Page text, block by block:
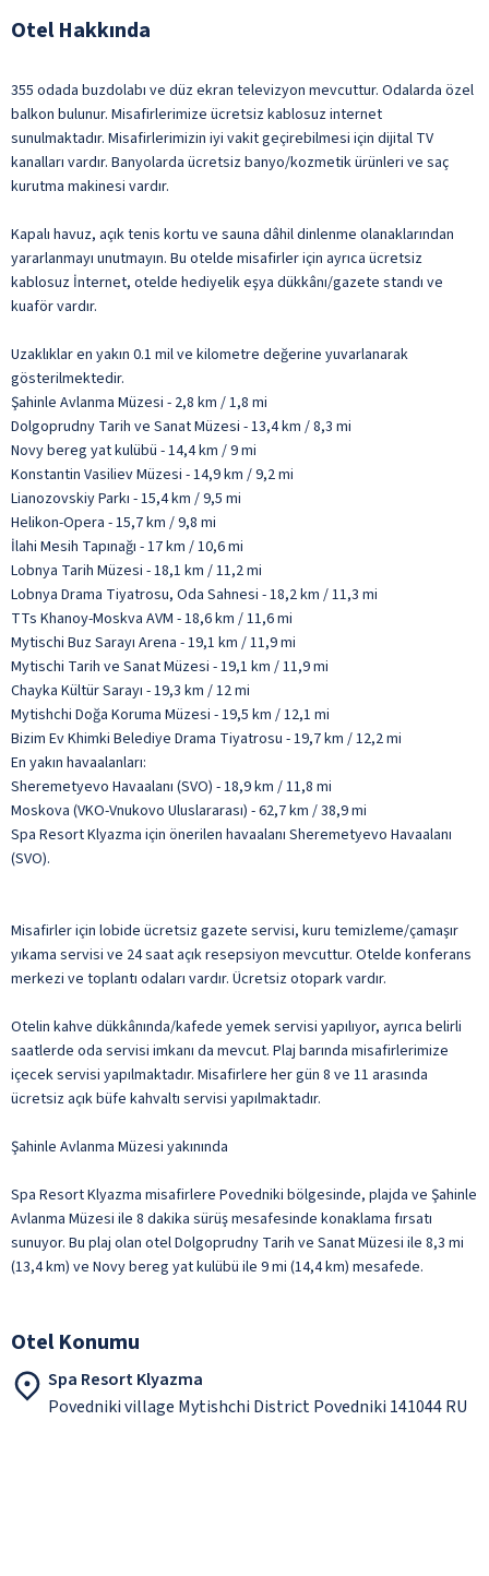
Otel Hakkında
355 odada buzdolabı ve düz ekran televizyon mevcuttur. Odalarda özel
balkon bulunur. Misafirlerimize ücretsiz kablosuz internet
sunulmaktadır. Misafirlerimizin iyi vakit geçirebilmesi için dijital TV
kanalları vardır. Banyolarda ücretsiz banyo/kozmetik ürünleri ve saç
kurutma makinesi vardır.
Kapalı havuz, açık tenis kortu ve sauna dâhil dinlenme olanaklarından
yararlanmayı unutmayın. Bu otelde misafirler için ayrıca ücretsiz
kablosuz İnternet, otelde hediyelik eşya dükkânı/gazete standı ve
kuaför vardır.
Uzaklıklar en yakın 0.1 mil ve kilometre değerine yuvarlanarak
gösterilmektedir.
Şahinle Avlanma Müzesi - 2,8 km / 1,8 mi
Dolgoprudny Tarih ve Sanat Müzesi - 13,4 km / 8,3 mi
Novy bereg yat kulübü - 14,4 km / 9 mi
Konstantin Vasiliev Müzesi - 14,9 km / 9,2 mi
Lianozovskiy Parkı - 15,4 km / 9,5 mi
Helikon-Opera - 15,7 km / 9,8 mi
İlahi Mesih Tapınağı - 17 km / 10,6 mi
Lobnya Tarih Müzesi - 18,1 km / 11,2 mi
Lobnya Drama Tiyatrosu, Oda Sahnesi - 18,2 km / 11,3 mi
TTs Khanoy-Moskva AVM - 18,6 km / 11,6 mi
Mytischi Buz Sarayı Arena - 19,1 km / 11,9 mi
Mytischi Tarih ve Sanat Müzesi - 19,1 km / 11,9 mi
Chayka Kültür Sarayı - 19,3 km / 12 mi
Mytishchi Doğa Koruma Müzesi - 19,5 km / 12,1 mi
Bizim Ev Khimki Belediye Drama Tiyatrosu - 19,7 km / 12,2 mi
En yakın havaalanları:
Sheremetyevo Havaalanı (SVO) - 18,9 km / 11,8 mi
Moskova (VKO-Vnukovo Uluslararası) - 62,7 km / 38,9 mi
Spa Resort Klyazma için önerilen havaalanı Sheremetyevo Havaalanı
(SVO).
Misafirler için lobide ücretsiz gazete servisi, kuru temizleme/çamaşır
yıkama servisi ve 24 saat açık resepsiyon mevcuttur. Otelde konferans
merkezi ve toplantı odaları vardır. Ücretsiz otopark vardır.
Otelin kahve dükkânında/kafede yemek servisi yapılıyor, ayrıca belirli
saatlerde oda servisi imkanı da mevcut. Plaj barında misafirlerimize
içecek servisi yapılmaktadır. Misafirlere her gün 8 ve 11 arasında
ücretsiz açık büfe kahvaltı servisi yapılmaktadır.
Şahinle Avlanma Müzesi yakınında
Spa Resort Klyazma misafirlere Povedniki bölgesinde, plajda ve Şahinle
Avlanma Müzesi ile 8 dakika sürüş mesafesinde konaklama fırsatı
sunuyor. Bu plaj olan otel Dolgoprudny Tarih ve Sanat Müzesi ile 8,3 mi
(13,4 km) ve Novy bereg yat kulübü ile 9 mi (14,4 km) mesafede.
Otel Konumu
Spa Resort Klyazma
Povedniki village Mytishchi District Povedniki 141044 RU